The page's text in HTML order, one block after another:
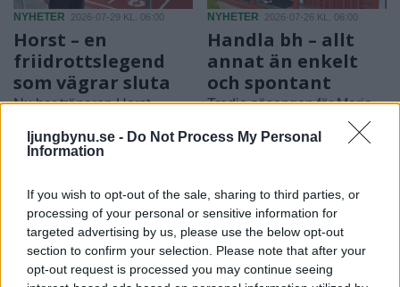
ljungbynu.se - Do Not Process My Personal
Information
If you wish to opt-out of the sale, sharing to third parties, or
processing of your personal or sensitive information for
targeted advertising by us, please use the below opt-out
section to confirm your selection. Please note that after your
opt-out request is processed you may continue seeing
NYHETER 2026-07-29 KL. 06:00
Horst – en
friidrottslegend
som vägrar sluta
Nu har tränaren Horst
är rätt så huggligt"
NYHETER 2026-07-26 KL. 06:00
Handla bh – allt
annat än enkelt
och spontant
Tredje säsongen för Maria
med butiken på hemmaplan